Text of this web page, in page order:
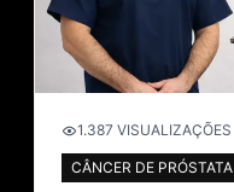
1.387 VISUALIZAÇÕES
CÂNCER DE PRÓSTATA